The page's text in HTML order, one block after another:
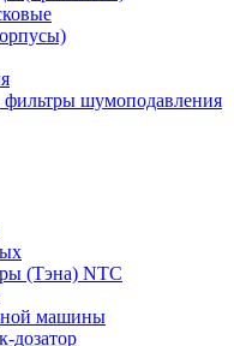
шумоподавления
(Тэна) NTC
машины
дозатор